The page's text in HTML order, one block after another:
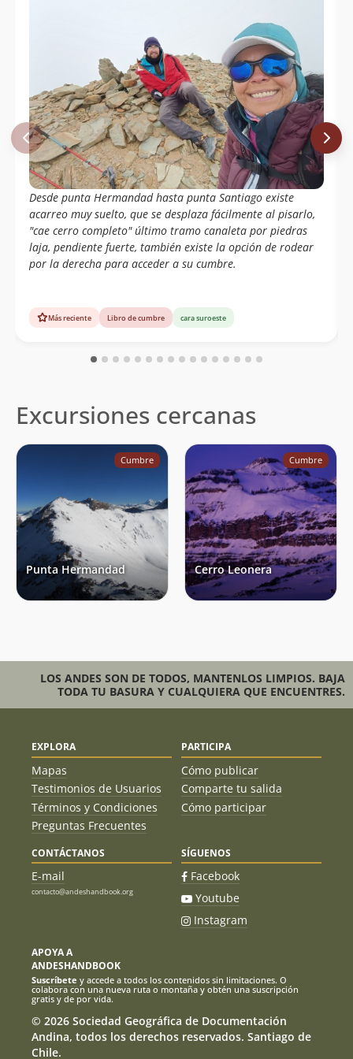
Desde punta Hermandad hasta punta Santiago existe
acarreo muy suelto, que se desplaza fácilmente al pisarlo,
"cae cerro completo" último tramo canaleta por piedras
laja, pendiente fuerte, también existe la opción de rodear
por la derecha para acceder a su cumbre.
Más reciente Libro de cumbre cara suroeste
Excursiones cercanas
Cumbre
Punta Hermandad
Cumbre
Cerro Leonera
LOS ANDES SON DE TODOS, MANTENLOS LIMPIOS. BAJA
TODA TU BASURA Y CUALQUIERA QUE ENCUENTRES.
EXPLORA
Mapas
Testimonios de Usuarios
Términos y Condiciones
Preguntas Frecuentes
PARTICIPA
Cómo publicar
Comparte tu salida
Cómo participar
CONTÁCTANOS
E-mail
contacto@andeshandbook.org
SÍGUENOS
Facebook
Youtube
Instagram
APOYA A
ANDESHANDBOOK
Suscríbete y accede a todos los contenidos sin limitaciones. O
colabora con una nueva ruta o montaña y obtén una suscripción
gratis y de por vida.
© 2026 Sociedad Geográfica de Documentación
Andina, todos los derechos reservados. Santiago de
Chile.